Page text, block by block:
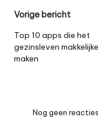
Bericht
navigatie
Vorige bericht
Top 10 apps die het
gezinsleven
maken
Nog geen